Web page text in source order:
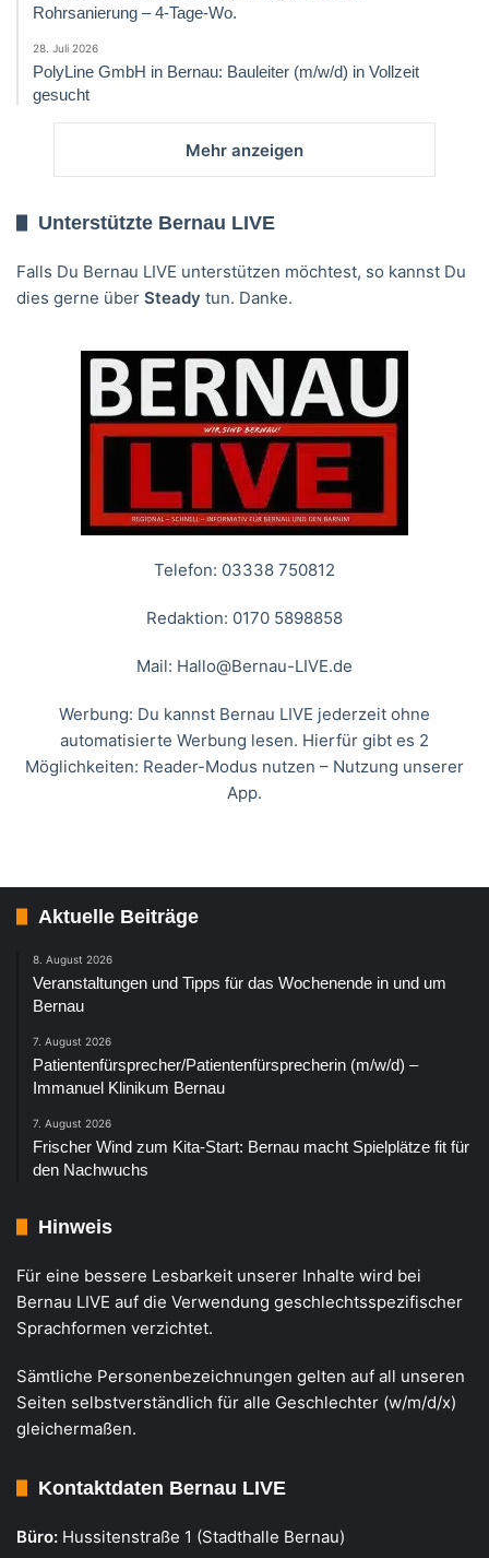
Rohrsanierung – 4-Tage-Wo.
28. Juli 2026
PolyLine GmbH in Bernau: Bauleiter (m/w/d) in Vollzeit
gesucht
Mehr anzeigen
Unterstützte Bernau LIVE
Falls Du Bernau LIVE unterstützen möchtest, so kannst Du
dies gerne über Steady tun. Danke.
Telefon: 03338 750812
Redaktion: 0170 5898858
Mail: Hallo@Bernau-LIVE.de
Werbung: Du kannst Bernau LIVE jederzeit ohne
automatisierte Werbung lesen. Hierfür gibt es 2
Möglichkeiten: Reader-Modus nutzen – Nutzung unserer
App.
Aktuelle Beiträge
8. August 2026
Veranstaltungen und Tipps für das Wochenende in und um
Bernau
7. August 2026
Patientenfürsprecher/Patientenfürsprecherin (m/w/d) –
Immanuel Klinikum Bernau
7. August 2026
Frischer Wind zum Kita-Start: Bernau macht Spielplätze fit für
den Nachwuchs
Hinweis
Für eine bessere Lesbarkeit unserer Inhalte wird bei
Bernau LIVE auf die Verwendung geschlechtsspezifischer
Sprachformen verzichtet.
Sämtliche Personenbezeichnungen gelten auf all unseren
Seiten selbstverständlich für alle Geschlechter (w/m/d/x)
gleichermaßen.
Kontaktdaten Bernau LIVE
Büro: Hussitenstraße 1 (Stadthalle Bernau)